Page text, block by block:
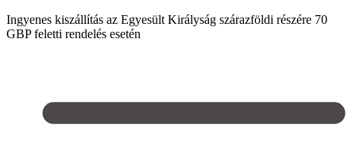
Ingyenes kiszállítás az Egyesült Királyság szárazföldi részére 70
GBP feletti rendelés esetén